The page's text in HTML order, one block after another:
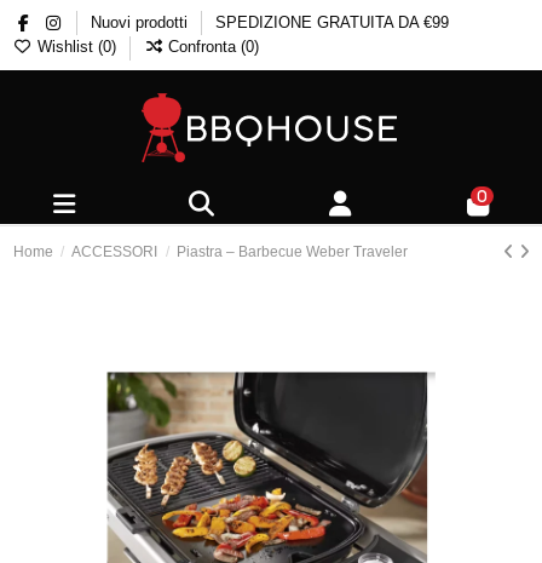
Nuovi prodotti
SPEDIZIONE GRATUITA DA €99
Wishlist (0) Confronta (0)
0
Home ACCESSORI Piastra – Barbecue Weber Traveler